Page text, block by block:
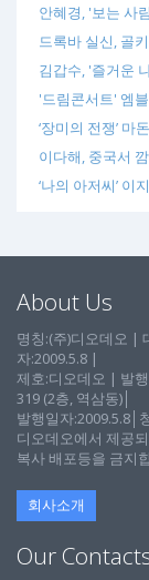
안혜경, '보는 사
드록바 실신, 골
김갑수, '즐거운
'드림콘서트' 엠
‘장미의 전쟁’
이다해, 중국서
‘나의 아저씨’ 이
About Us
명칭:(주)디오데오 |
자:2009.5.8 |
제호:디오데오 | 발
319 (2층, 역삼동)│
발행일자:2009.5.8│
디오데오에서 제공
복사 배포등을 금지
회사소개
Our